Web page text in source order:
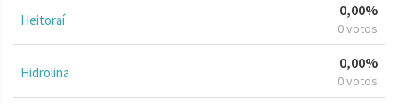
Heitoraí
0,00%
0 votos
Hidrolina
0,00%
0 votos